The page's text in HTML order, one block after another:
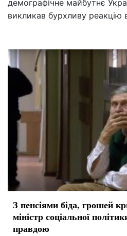
демографічне майбутнє
викликав бурхливу реакцію
З пенсіями біда, грошей
міністр соціальної
правдою